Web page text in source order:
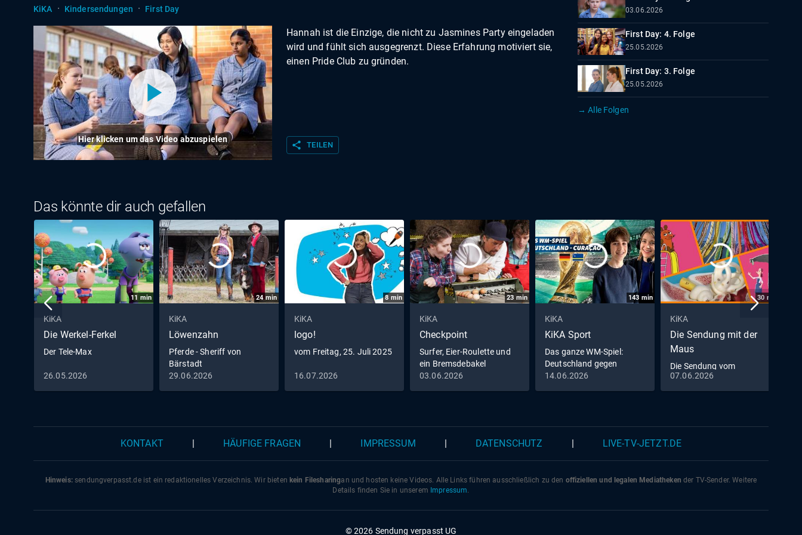
KiKA · Kindersendungen · First Day
Hier klicken um das Video abzuspielen
Hannah ist die Einzige, die nicht zu Jasmines Party eingeladen
wird und fühlt sich ausgegrenzt. Diese Erfahrung motiviert sie,
einen Pride Club zu gründen.
share TEILEN
03.06.2026
First Day: 4. Folge
25.05.2026
First Day: 3. Folge
25.05.2026
→ Alle Folgen
Das könnte dir auch gefallen
11 min
KiKA
Die Werkel-Ferkel
Der Tele-Max
26.05.2026
24min
KiKA
Löwenzahn
Pferde - Sheriff von
Bärstadt
29.06.2026
8 min
KiKA
logo!
vom Freitag, 25. Juli 2025
16.07.2026
23 min
KiKA
Checkpoint
Surfer, Eier-Roulette und
ein Bremsdebakel
03.06.2026
143 min
KiKA
KiKA Sport
Das ganze WM-Spiel:
Deutschland gegen
Curaçao
14.06.2026
30 min
KiKA
Die Sendung mit der
Maus
Die Sendung vom
07.06.2026
07.06.2026
KONTAKT HÄUFIGE FRAGEN IMPRESSUM DATENSCHUTZ LIVE-TV-JETZT.DE
Hinweis:sendungverpasst.deist ein redaktionelles Verzeichnis. Wir bieten kein Filesharingan und hosten keine Videos. Alle Links führen ausschließlich zu den offiziellen und legalen Mediatheken der TV-Sender. Weitere
Details finden Sie in unserem Impressum.
© 2026 Sendung verpasst UG